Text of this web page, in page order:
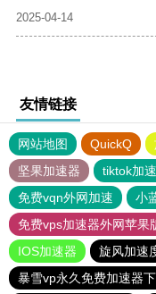
2025-04-14
友情链接
网站地图 QuickQ
坚果加速器
tiktok加
免费vqn外网加速
小
免费vps加速器外网苹果
IOS加速器
旋风加速
暴雪vp永久免费加速器